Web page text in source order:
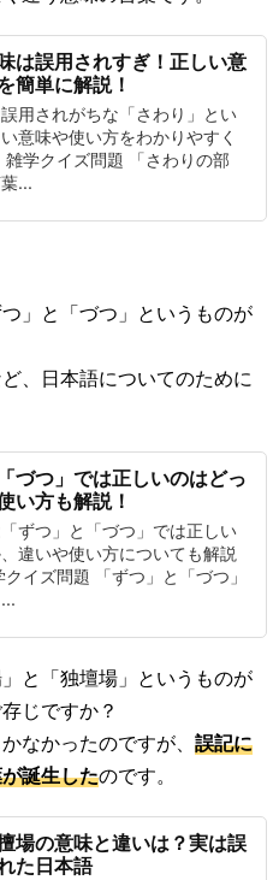
は誤用されすぎ！正しい意
簡単に解説！
用されがちな「さわり」とい
意味や使い方をわかりやすく
雑学クイズ問題 「さわりの部
...
」と「づつ」というものが
、日本語についてのために
づつ」では正しいのはどっ
い方も解説！
ずつ」と「づつ」では正しい
違いや使い方についても解説
クイズ問題 「ずつ」と「づつ」
と「独壇場」というものが
じですか？
なかったのですが、 誤記に
誕生したのです。
場の意味と違いは？実は誤
た日本語